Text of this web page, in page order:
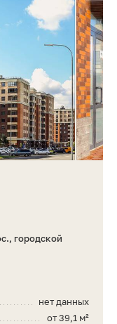
городской
нет данных
от 39,1 м²